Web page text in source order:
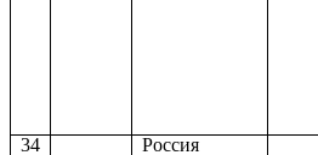
34
Россия